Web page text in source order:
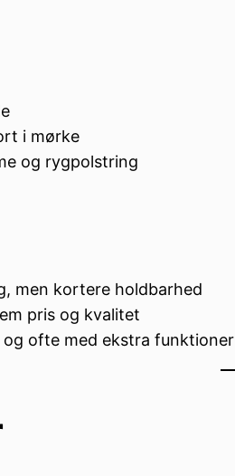
i mørke
og rygpolstring
men kortere holdbarhed
pris og kvalitet
ofte med ekstra funktioner